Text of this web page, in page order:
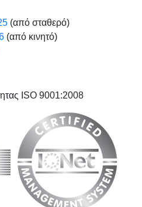
(από σταθερό)
(από κινητό)
ISO 9001:2008